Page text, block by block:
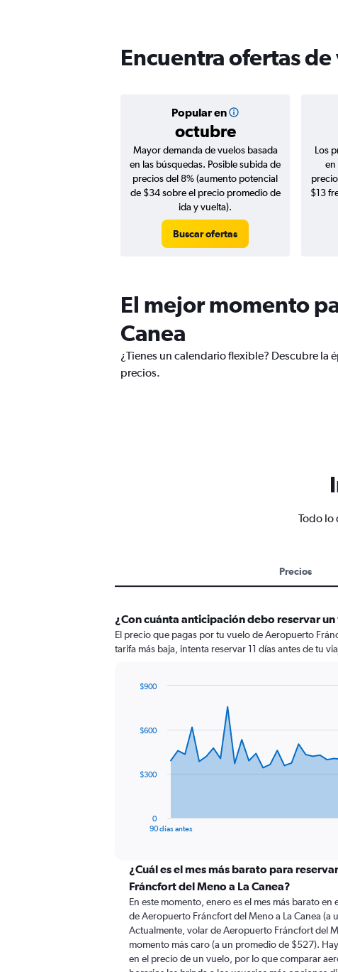
Encuentra ofertas
Popular en
octubre
Mayor demanda de vuelos basada
en las búsquedas. Posible subida de
precios del 8% (aumento potencial
de $34 sobre el precio promedio de
ida y vuelta).
Buscar ofertas
Los
en
$13
El mejor momento
Canea
¿Tienes un calendario flexible? Descubre la
precios.
Todo lo
Precios
¿Con cuánta anticipación debo reservar
El precio que pagas por tu vuelo de Aeropuerto
tarifa más baja, intenta reservar 11 días antes de tu
data
The
categories.
Range:
91
categories.
The
chart
has
1
90 días antes
0
$300
$600
$900
¿Cuál es el mes más barato para
Fráncfort del Meno a La Canea?
En este momento, enero es el mes más barato
de Aeropuerto Fráncfort del Meno a La Canea (a
Actualmente, volar de Aeropuerto Fráncfort del
momento más caro (a un promedio de $527).
en el precio de un vuelo, por lo que comparar